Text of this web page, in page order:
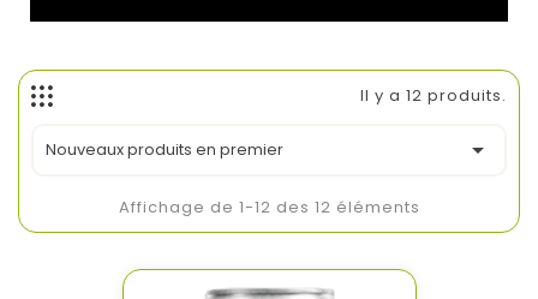
Il y a 12 produits.
Nouveaux produits en premier 
Affichage de 1-12 des 12 éléments